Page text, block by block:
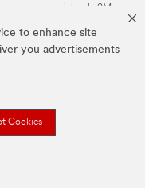
to enhance site
you advertisements
Cookies
comerciales de 3M.